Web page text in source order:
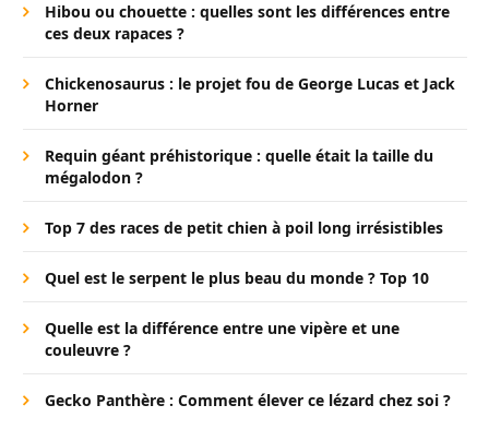
Hibou ou chouette : quelles sont les différences entre
ces deux rapaces ?
Chickenosaurus : le projet fou de George Lucas et Jack
Horner
Requin géant préhistorique : quelle était la taille du
mégalodon ?
Top 7 des races de petit chien à poil long irrésistibles
Quel est le serpent le plus beau du monde ? Top 10
Quelle est la différence entre une vipère et une
couleuvre ?
Gecko Panthère : Comment élever ce lézard chez soi ?